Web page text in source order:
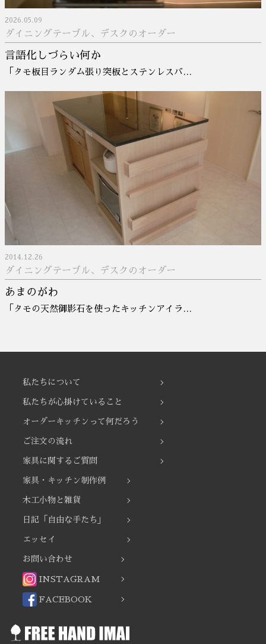
2026.05.09
ダイニングテーブル、デスクのオーダー
言語化しづらい何か
「タモ板目ランダム張り突板とステンレスバ…
2014.12.26
ダイニングテーブル、デスクのオーダー
あまのがわ
「タモの天然御影石を使ったキッチンアイラ…
私たちについて
私たちが心掛けていること
オーダーキッチンって何だろう
ご注文の流れ
家具に関するご質問
家具・キッチン制作例
木工小物と雑貨
日記「自由な手たち」
エッセイ
お問い合わせ
INSTAGRAM
FACEBOOK